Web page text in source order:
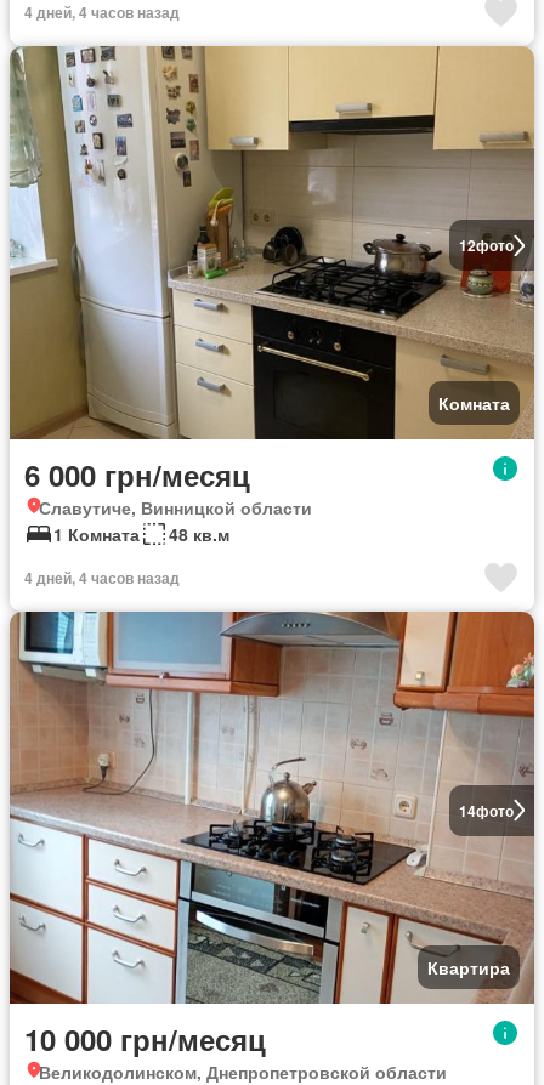
4 дней, 4 часов назад
12фото
Комната
6 000 грн/месяц
Славутиче, Винницкой области
1 Комната
48 кв.м
4 дней, 4 часов назад
14фото
Квартира
10 000 грн/месяц
Великодолинском, Днепропетровской области